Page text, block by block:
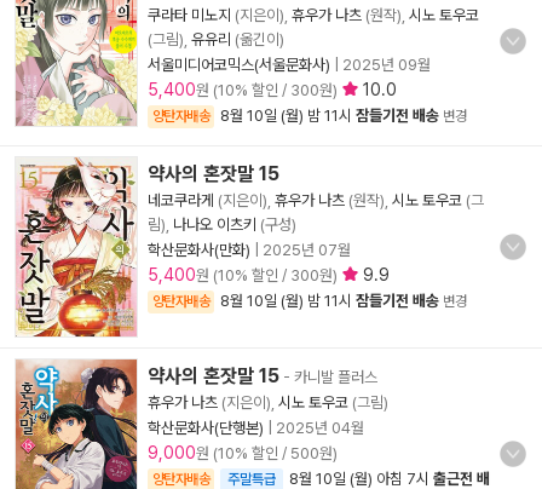
쿠라타 미노지 (지은이), 휴우가 나츠 (원작), 시노 토우코
(그림), 유유리 (옮긴이)
서울미디어코믹스(서울문화사)
2025년 09월
5,400원 (10% 할인 / 300원) 10.0
양탄자배송 8월 10일 (월) 밤 11시 잠들기전 배송 변경
약사의 혼잣말 15
네코쿠라게 (지은이), 휴우가 나츠 (원작), 시노 토우코 (그
림), 나나오 이츠키 (구성)
학산문화사(만화)
2025년 07월
5,400원 (10% 할인 / 300원) 9.9
양탄자배송 8월 10일 (월) 밤 11시 잠들기전 배송 변경
약사의 혼잣말 15 - 카니발 플러스
휴우가 나츠 (지은이), 시노 토우코 (그림)
학산문화사(단행본)
2025년 04월
9,000원 (10% 할인 / 500원)
양탄자배송 주말특급 8월 10일 (월) 아침 7시 출근전 배